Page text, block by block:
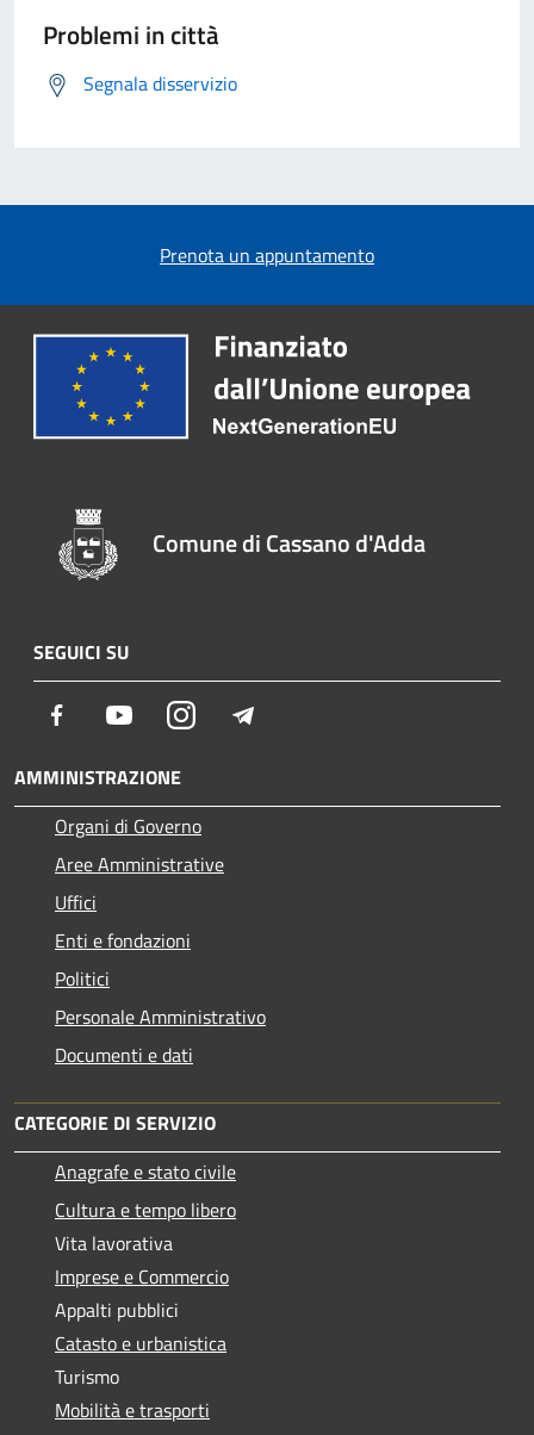
Problemi in città
Segnala disservizio
Prenota un appuntamento
Comune di Cassano d'Adda
SEGUICI SU
Facebook YoutubeInstagram
AMMINISTRAZIONE
Organi di Governo
Aree Amministrative
Uffici
Enti e fondazioni
Politici
Personale Amministrativo
Documenti e dati
CATEGORIE DI SERVIZIO
Anagrafe e stato civile
Cultura e tempo libero
Vita lavorativa
Imprese e Commercio
Appalti pubblici
Catasto e urbanistica
Turismo
Mobilità e trasporti